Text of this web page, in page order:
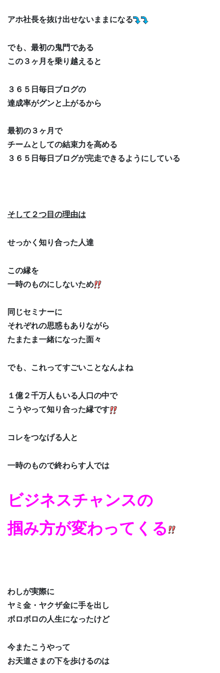
アホ社長を抜け出せないままになる
でも、最初の鬼門である
この３ヶ月を乗り越えると
３６５日毎日ブログの
達成率がグンと上がるから
最初の３ヶ月で
チームとしての結束力を高める
３６５日毎日ブログが完走できるようにしている
そして２つ目の理由は
せっかく知り合った人達
この縁を
一時のものにしないため
同じセミナーに
それぞれの思惑もありながら
たまたま一緒になった面々
でも、これってすごいことなんよね
１億２千万人もいる人口の中で
こうやって知り合った縁です
コレをつなげる人と
一時のもので終わらす人では
ビジネスチャンスの
掴み方が変わってくる
わしが実際に
ヤミ金・ヤクザ金に手を出し
ボロボロの人生になったけど
今またこうやって
お天道さまの下を歩けるのは